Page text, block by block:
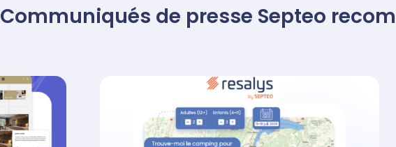
Communiqués de presse Septeo